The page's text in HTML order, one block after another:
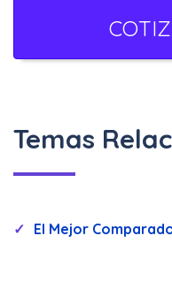
Temas
El Mejor